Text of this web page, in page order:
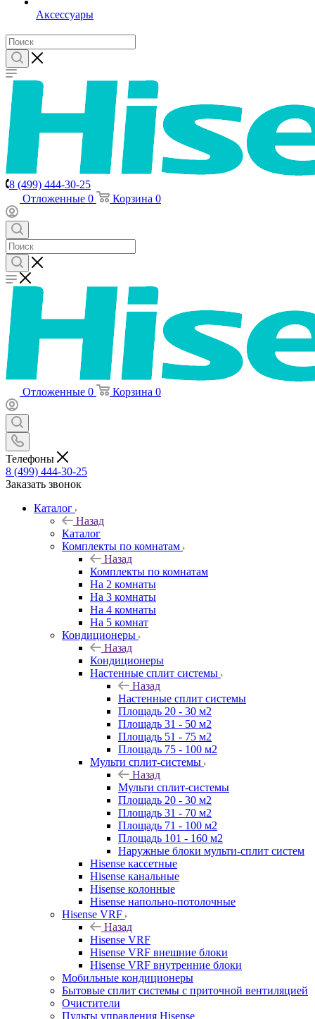
Аксессуары
8 (499) 444-30-25
Отложенные 0 Корзина 0
Отложенные 0 Корзина 0
Телефоны
8 (499) 444-30-25
Заказать звонок
Каталог
Назад
Каталог
Комплекты по комнатам
Назад
Комплекты по комнатам
На 2 комнаты
На 3 комнаты
На 4 комнаты
На 5 комнат
Кондиционеры
Назад
Кондиционеры
Настенные сплит системы
Назад
Настенные сплит системы
Площадь 20 - 30 м2
Площадь 31 - 50 м2
Площадь 51 - 75 м2
Площадь 75 - 100 м2
Мульти сплит-системы
Назад
Мульти сплит-системы
Площадь 20 - 30 м2
Площадь 31 - 70 м2
Площадь 71 - 100 м2
Площадь 101 - 160 м2
Наружные блоки мульти-сплит систем
Hisense кассетные
Hisense канальные
Hisense колонные
Hisense напольно-потолочные
Hisense VRF
Назад
Hisense VRF
Hisense VRF внешние блоки
Hisense VRF внутренние блоки
Мобильные кондиционеры
Бытовые сплит системы с приточной вентиляцией
Очистители
Пульты управления Hisense